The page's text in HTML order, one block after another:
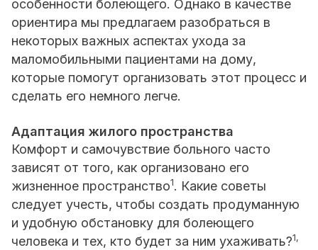
особенности болеющего. Однако в качестве
ориентира мы предлагаем разобраться в
некоторых важных аспектах ухода за
маломобильными пациентами на дому,
которые помогут организовать этот процесс и
сделать его немного легче.
Адаптация жилого пространства
Комфорт и самочувствие больного часто
зависят от того, как организовано его
жизненное пространство1. Какие советы
следует учесть, чтобы создать продуманную
и удобную обстановку для болеющего
человека и тех, кто будет за ним ухаживать?1,